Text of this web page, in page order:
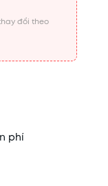
đổi theo
phí